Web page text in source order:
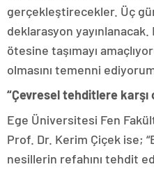
gerçekleştirecekler. Üç
deklarasyon
ötesine taşımayı
olmasını temenni
“Çevresel tehditlere
Ege Üniversitesi Fen
Prof. Dr. Kerim Çiçek ise;
nesillerin refahını tehdit